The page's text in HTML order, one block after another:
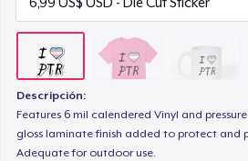
Descripción:
Features 6 mil calendered Vinyl and
gloss laminate finish added to protect and
Adequate for outdoor use.